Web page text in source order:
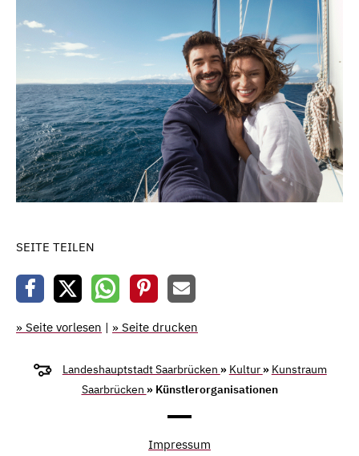
SEITE TEILEN
» Seite vorlesen | » Seite drucken
Landeshauptstadt Saarbrücken » Kultur » Kunstraum
Saarbrücken » Künstlerorganisationen
Impressum